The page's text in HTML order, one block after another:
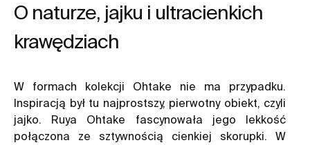
O naturze, jajku i ultracienkich
krawędziach
W formach kolekcji Ohtake nie ma przypadku.
Inspiracją był tu najprostszy, pierwotny obiekt, czyli
jajko. Ruya Ohtake fascynowała jego lekkość
połączona ze sztywnością cienkiej skorupki. W